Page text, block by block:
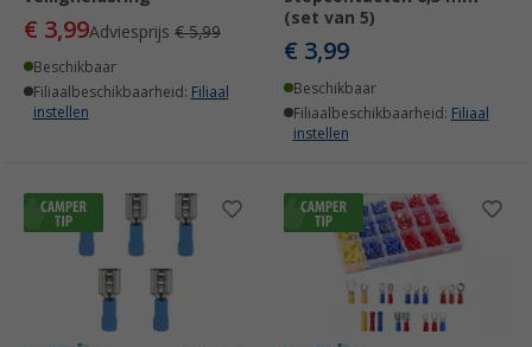
€ 3,99Adviesprijs € 5,99
Beschikbaar
Filiaalbeschikbaarheid: Filiaal
instellen
(set van 5)
€ 3,99
Beschikbaar
Filiaalbeschikbaarheid: Filiaal
instellen